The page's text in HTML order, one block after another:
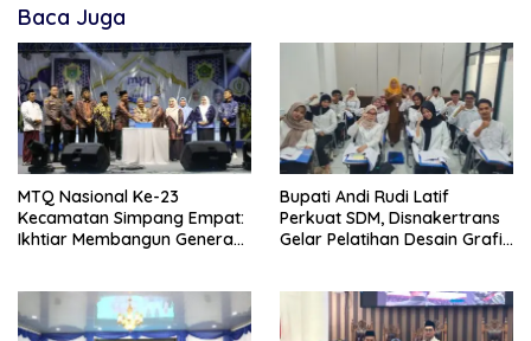
Baca Juga
MTQ Nasional Ke-23
Kecamatan Simpang Empat:
Ikhtiar Membangun Generasi
Bupati Andi Rudi Latif
Perkuat SDM, Disnakertrans
Gelar Pelatihan Desain Grafis